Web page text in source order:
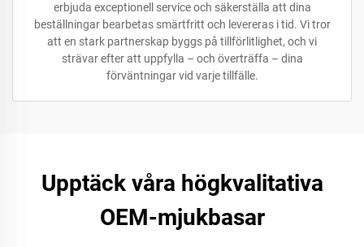
erbjuda exceptionell service och säkerställa att dina
beställningar bearbetas smärtfritt och levereras i tid. Vi tror
att en stark partnerskap byggs på tillförlitlighet, och vi
strävar efter att uppfylla – och överträffa – dina
förväntningar vid varje tillfälle.
Upptäck våra högkvalitativa
OEM-mjukbasar